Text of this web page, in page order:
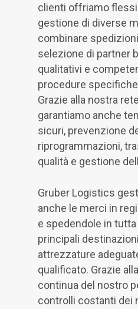
clienti offriamo
gestione di diverse
combinare
selezione di partner
qualitativi e
procedure
Grazie alla nostra
garantiamo anche
sicuri, prevenzione
riprogrammazioni,
qualità e gestione
Gruber Logistics
anche le merci in
e spedendole in
principali
attrezzature
qualificato. Grazie
continua del nostro
controlli costanti dei